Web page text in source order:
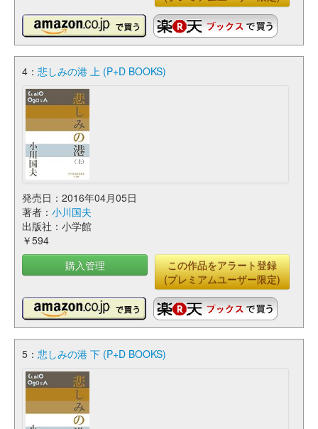
4： 悲しみの港 上 (P+D BOOKS)
発売日：2016年04月05日
著者： 小川国夫
出版社：小学館
￥594
購入管理
この作品をアラート登録
(プレミアムユーザー限定)
5： 悲しみの港 下 (P+D BOOKS)